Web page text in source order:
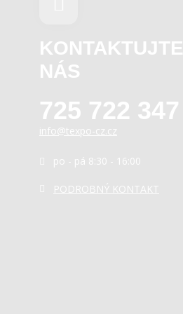
KONTAKTUJTE
NÁS
725 722 347
info@texpo-cz.cz
po - pá 8:30 - 16:00
PODROBNÝ KONTAKT